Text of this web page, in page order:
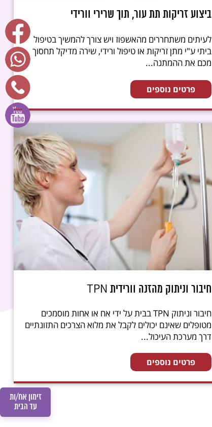
ביצוע זריקות תת עור, תוך שרירי וורידי
לעיתים משתחררים מהאשפוז ויש צורך להמשיך בטיפול
ביתי ע"י מתן זריקות או טיפול ורידי, שירה מדיקל תחסוך
מכם את ההמתנה...
פרטים נוספים
חיבור וניתוק מהזנה וורידית TPN
חיבור וניתוק TPN בבית על ידי אח או אחות מוסמכים
מטופלים שאינם יכולים לקבל את מלוא הצרכים התזונתיים
דרך מערכת העיכול...
פרטים נוספים
זימון אח/ות
עד הבית